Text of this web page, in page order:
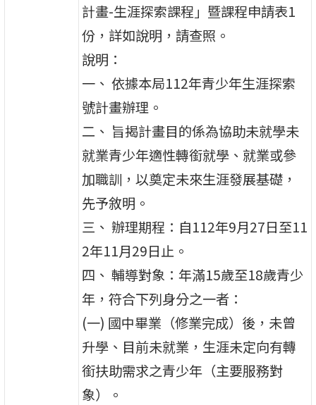
計畫-生涯探索課程」暨課程申請表1
份，詳如說明，請查照。
說明：
一、 依據本局112年青少年生涯探索
號計畫辦理。
二、 旨揭計畫目的係為協助未就學未
就業青少年適性轉銜就學、就業或參
加職訓，以奠定未來生涯發展基礎，
先予敘明。
三、 辦理期程：自112年9月27日至11
2年11月29日止。
四、 輔導對象：年滿15歲至18歲青少
年，符合下列身分之一者：
(一) 國中畢業（修業完成）後，未曾
升學、目前未就業，生涯未定向有轉
銜扶助需求之青少年（主要服務對
象）。